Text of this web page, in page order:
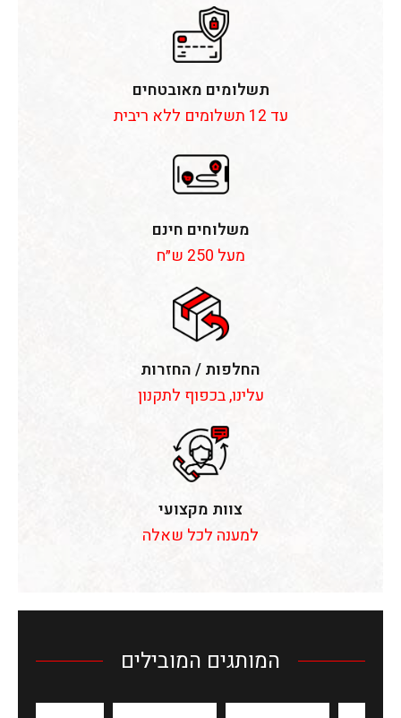
תשלומים מאובטחים
עד 12 תשלומים ללא ריבית
משלוחים חינם
מעל 250 ש״ח
החלפות / החזרות
עלינו, בכפוף לתקנון
צוות מקצועי
למענה לכל שאלה
המותגים המובילים